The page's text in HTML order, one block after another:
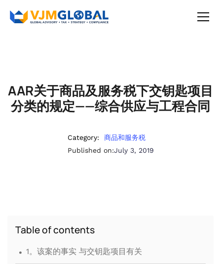
AAR关于商品及服务税下交钥匙项目
分类的规定——综合供应与工程合同
Category:
商品和服务税
Published on:July 3, 2019
Table of contents
. 1。该案的事实 与交钥匙项目有关